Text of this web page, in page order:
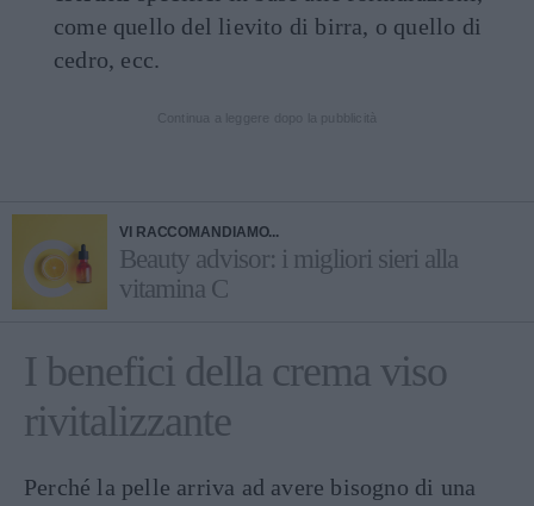
come quello del lievito di birra, o quello di
cedro, ecc.
VI RACCOMANDIAMO...
Beauty advisor: i migliori sieri alla
vitamina C
I benefici della crema viso
rivitalizzante
Perché la pelle arriva ad avere bisogno di una